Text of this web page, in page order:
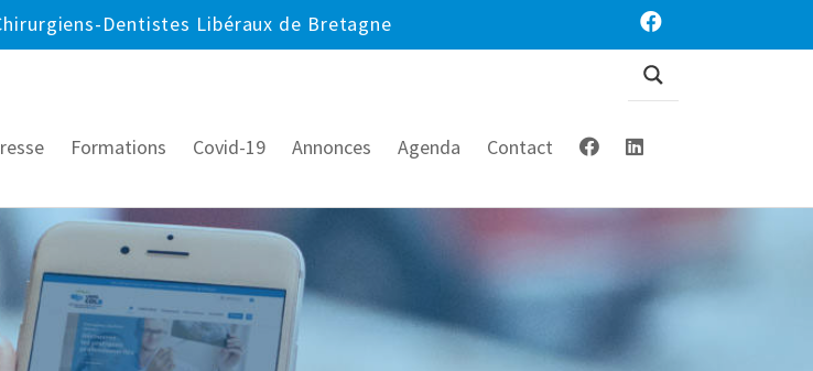
Dentistes Libéraux de Bretagne
Formations Covid-19 Annonces Agenda Contact